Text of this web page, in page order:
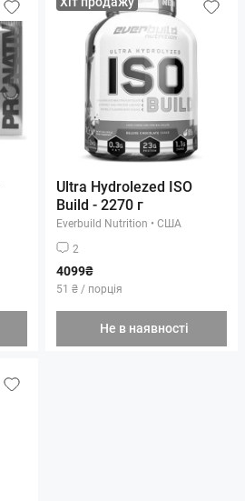
Ultra Hydrolezed ISO
Build - 2270 г
Everbuild Nutrition • США
2
4099₴
51 ₴ / порція
Не в наявності